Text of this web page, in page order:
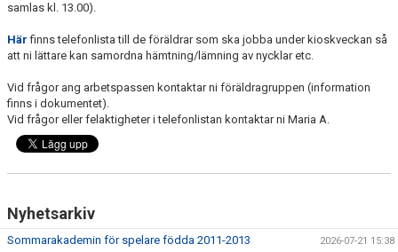
samlas kl. 13.00).
Här finns telefonlista till de föräldrar som ska jobba under kioskveckan så
att ni lättare kan samordna hämtning/lämning av nycklar etc.
Vid frågor ang arbetspassen kontaktar ni föräldragruppen (information
finns i dokumentet).
Vid frågor eller felaktigheter i telefonlistan kontaktar ni Maria A.
Nyhetsarkiv
Sommarakademin för spelare födda 2011-2013 2026-07-21 15:38